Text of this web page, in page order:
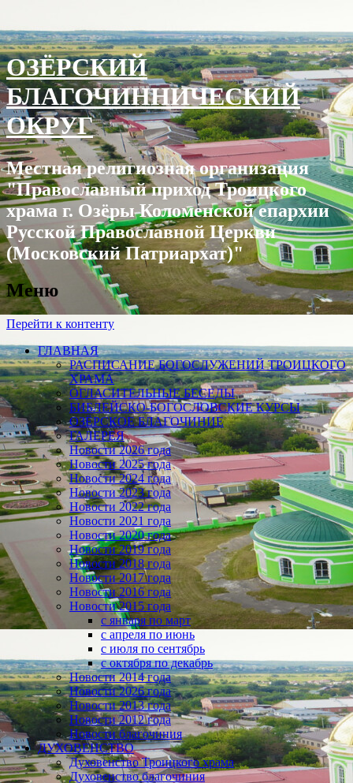
ОЗЁРСКИЙ
БЛАГОЧИННИЧЕСКИЙ
ОКРУГ
Местная религиозная организация
"Православный приход Троицкого
храма г. Озëры Коломенской епархии
Русской Православной Церкви
(Московский Патриархат)"
Меню
Перейти к контенту
ГЛАВНАЯ
РАСПИСАНИЕ БОГОСЛУЖЕНИЙ ТРОИЦКОГО
ХРАМА
ОГЛАСИТЕЛЬНЫЕ БЕСЕДЫ
БИБЛЕЙСКО-БОГОСЛОВСКИЕ КУРСЫ
ОЗЁРСКОЕ БЛАГОЧИНИЕ
ГАЛЕРЕЯ
Новости 2026 года
Новости 2025 года
Новости 2024 года
Новости 2023 года
Новости 2022 года
Новости 2021 года
Новости 2020 года
Новости 2019 года
Новости 2018 года
Новости 2017 года
Новости 2016 года
Новости 2015 года
с января по март
с апреля по июнь
с июля по сентябрь
с октября по декабрь
Новости 2014 года
Новости 2026 года
Новости 2013 года
Новости 2012 года
Новости благочиния
ДУХОВЕНСТВО
Духовенство Троицкого храма
Духовенство благочиния